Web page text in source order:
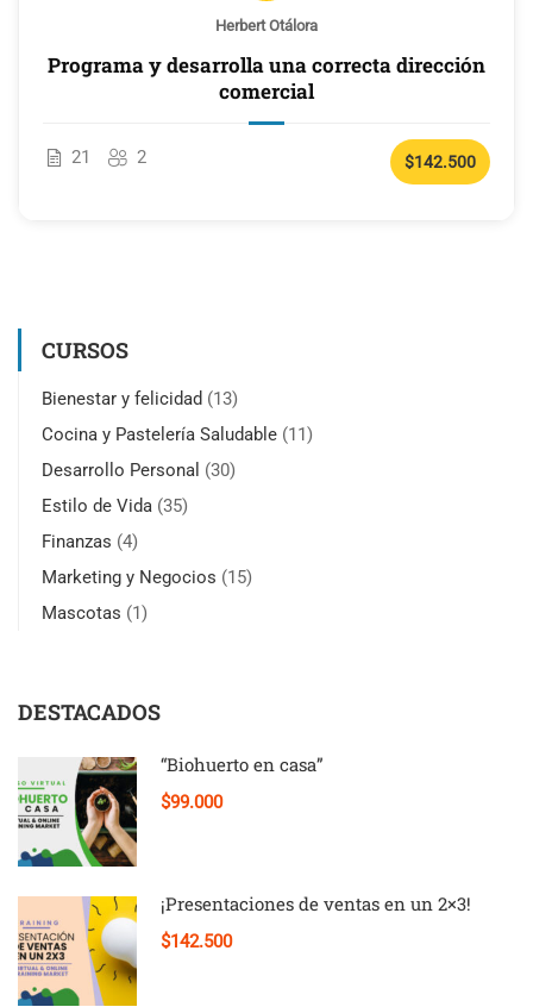
Herbert Otálora
Programa y desarrolla una correcta dirección
comercial
21 2 $142.500
CURSOS
Bienestar y felicidad (13)
Cocina y Pastelería Saludable (11)
Desarrollo Personal (30)
Estilo de Vida (35)
Finanzas (4)
Marketing y Negocios (15)
Mascotas (1)
DESTACADOS
“Biohuerto en casa”
$99.000
¡Presentaciones de ventas en un 2×3!
$142.500